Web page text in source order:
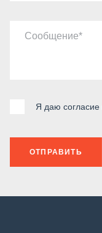
Сообщение
Я даю согласие
ОТПРАВИТЬ